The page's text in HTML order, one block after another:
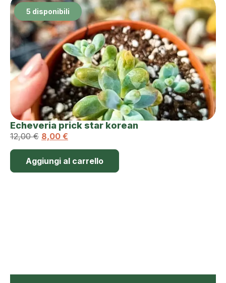
5 disponibili
Echeveria prick star korean
12,00€ 8,00 €
Aggiungi al carrello